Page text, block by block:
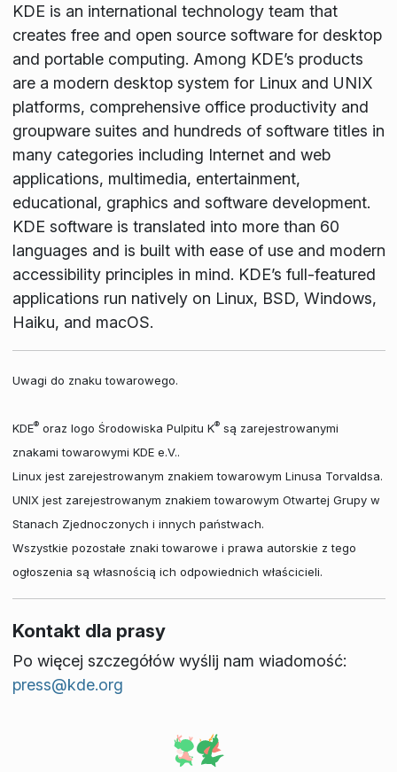
KDE is an international technology team that
creates free and open source software for desktop
and portable computing. Among KDE’s products
are a modern desktop system for Linux and UNIX
platforms, comprehensive office productivity and
groupware suites and hundreds of software titles in
many categories including Internet and web
applications, multimedia, entertainment,
educational, graphics and software development.
KDE software is translated into more than 60
languages and is built with ease of use and modern
accessibility principles in mind. KDE’s full-featured
applications run natively on Linux, BSD, Windows,
Haiku, and macOS.
Uwagi do znaku towarowego.
KDE®oraz logo Środowiska Pulpitu K®są zarejestrowanymi
znakami towarowymi KDE e.V..
Linux jest zarejestrowanym znakiem towarowym Linusa Torvaldsa.
UNIX jest zarejestrowanym znakiem towarowym Otwartej Grupy w
Stanach Zjednoczonych i innych państwach.
Wszystkie pozostałe znaki towarowe i prawa autorskie z tego
ogłoszenia są własnością ich odpowiednich właścicieli.
Kontakt dla prasy
Po więcej szczegółów wyślij nam wiadomość:
press@kde.org